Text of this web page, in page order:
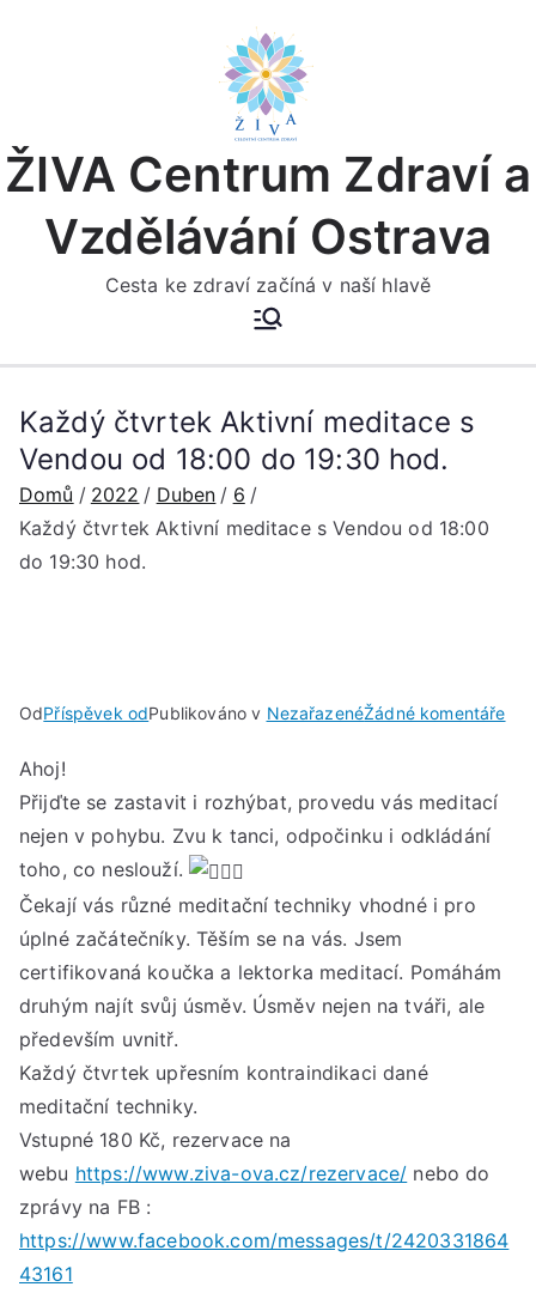
ŽIVA Centrum Zdraví a
Vzdělávání Ostrava
Cesta ke zdraví začíná v naší hlavě
Každý čtvrtek Aktivní meditace s
Vendou od 18:00 do 19:30 hod.
Domů 2022 Duben
6
Každý čtvrtek Aktivní meditace s Vendou od 18:00
do 19:30 hod.
OdPříspěvek odPublikováno v NezařazenéŽádné komentářeu
Ahoj!
Přijďte se zastavit i rozhýbat, provedu vás meditací
nejen v pohybu. Zvu k tanci, odpočinku i odkládání
toho, co neslouží.
Čekají vás různé meditační techniky vhodné i pro
úplné začátečníky. Těším se na vás. Jsem
certifikovaná koučka a lektorka meditací. Pomáhám
druhým najít svůj úsměv. Úsměv nejen na tváři, ale
především uvnitř.
Každý čtvrtek upřesním kontraindikaci dané
meditační techniky.
Vstupné 180 Kč, rezervace na
webu https://www.ziva-ova.cz/rezervace/ nebo do
zprávy na FB :
https://www.facebook.com/messages/t/2420331864
43161